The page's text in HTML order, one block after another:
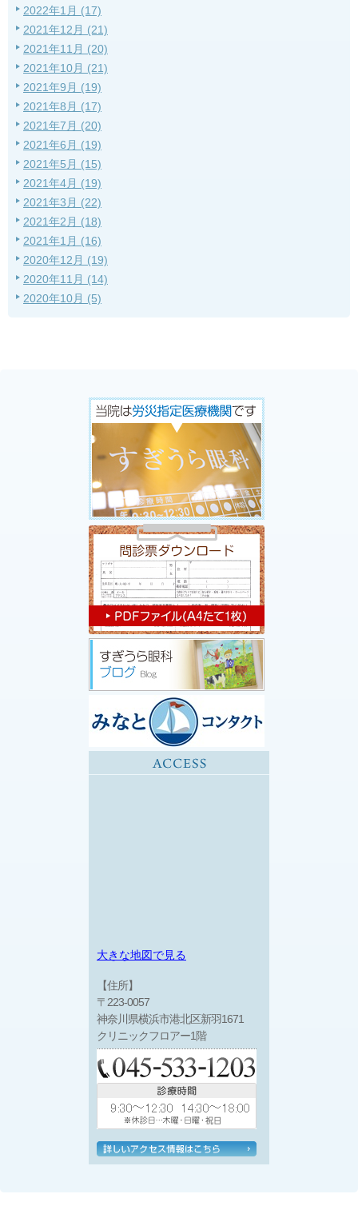
2022年1月 (17)
2021年12月 (21)
2021年11月 (20)
2021年10月 (21)
2021年9月 (19)
2021年8月 (17)
2021年7月 (20)
2021年6月 (19)
2021年5月 (15)
2021年4月 (19)
2021年3月 (22)
2021年2月 (18)
2021年1月 (16)
2020年12月 (19)
2020年11月 (14)
2020年10月 (5)
大きな地図で見る
【住所】
〒223-0057
神奈川県横浜市港北区新羽1671
クリニックフロアー1階